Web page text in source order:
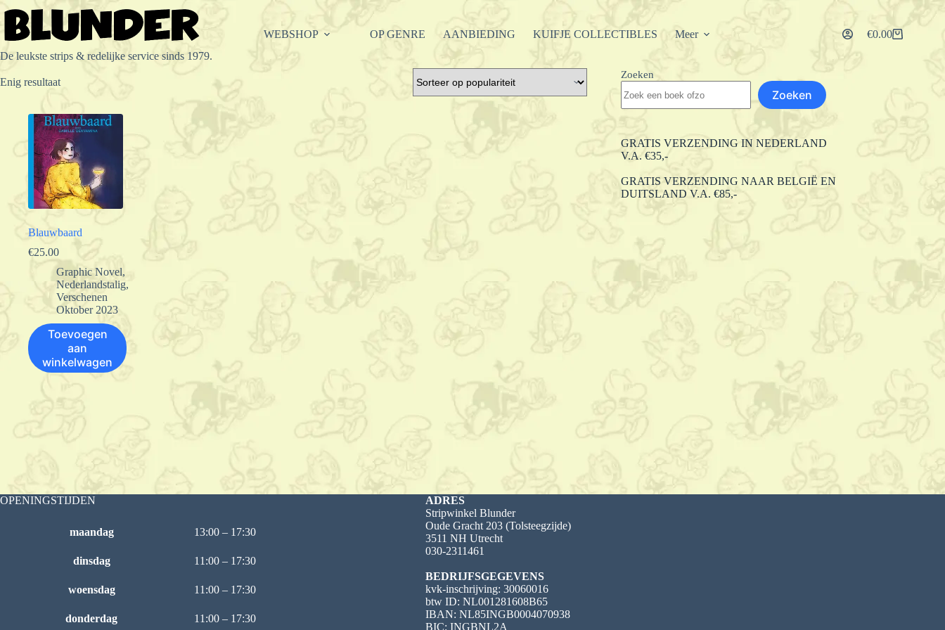
Ga
naar
inhoud
De leukste strips & redelijke service sinds 1979.
WEBSHOP OP GENRE AANBIEDING KUIFJE COLLECTIBLES Meer Winkelwagen
€0.00
Enig resultaat
Blauwbaard
€25.00
Graphic Novel,
Nederlandstalig,
Verschenen
Oktober 2023
Toevoegen
aan
winkelwagen
Zoeken
Zoeken
GRATIS VERZENDING IN NEDERLAND
V.A. €35,-
GRATIS VERZENDING NAAR BELGIË EN
DUITSLAND V.A. €85,-
OPENINGSTIJDEN
maandag 13:00 – 17:30
dinsdag 11:00 – 17:30
woensdag 11:00 – 17:30
donderdag 11:00 – 17:30
ADRES
Stripwinkel Blunder
Oude Gracht 203 (Tolsteegzijde)
3511 NH Utrecht
030-2311461
BEDRIJFSGEGEVENS
kvk-inschrijving: 30060016
btw ID: NL001281608B65
IBAN: NL85INGB0004070938
BIC: INGBNL2A